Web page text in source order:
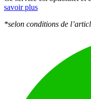
savoir plus
*selon conditions de